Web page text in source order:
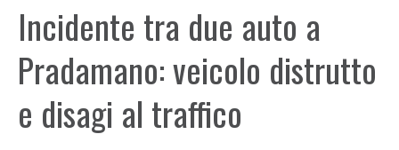
Incidente tra due auto a
Pradamano: veicolo distrutto
e disagi al traffico